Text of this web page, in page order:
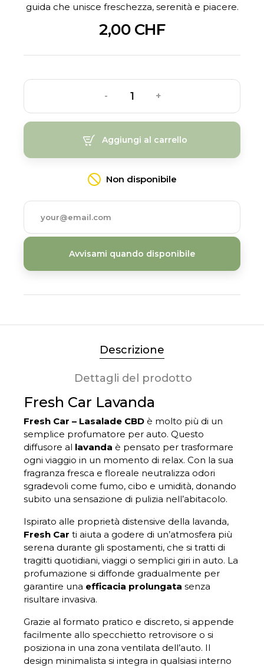
guida che unisce freschezza, serenità e piacere.
2,00 CHF
- +
Aggiungi al carrello
Non disponibile
Avvisami quando disponibile
Descrizione
Dettagli del prodotto
Fresh Car Lavanda
Fresh Car – Lasalade CBD è molto più di un
semplice profumatore per auto. Questo
diffusore al lavanda è pensato per trasformare
ogni viaggio in un momento di relax. Con la sua
fragranza fresca e floreale neutralizza odori
sgradevoli come fumo, cibo e umidità, donando
subito una sensazione di pulizia nell’abitacolo.
Ispirato alle proprietà distensive della lavanda,
Fresh Car ti aiuta a godere di un’atmosfera più
serena durante gli spostamenti, che si tratti di
tragitti quotidiani, viaggi o semplici giri in auto. La
profumazione si diffonde gradualmente per
garantire una efficacia prolungata senza
risultare invasiva.
Grazie al formato pratico e discreto, si appende
facilmente allo specchietto retrovisore o si
posiziona in una zona ventilata dell’auto. Il
design minimalista si integra in qualsiasi interno